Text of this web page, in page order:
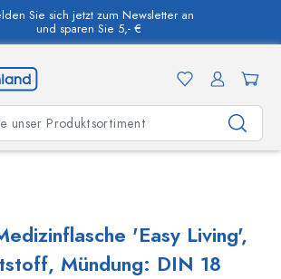
Sie sich jetzt zum Newsletter an
und sparen Sie 5,- €
'Easy Living',
Mündung: DIN 18